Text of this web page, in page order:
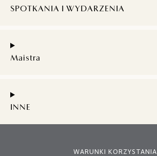
SPOTKANIA I WYDARZENIA
Maistra
INNE
WARUNKI KORZYSTANIA